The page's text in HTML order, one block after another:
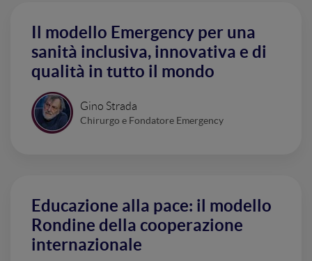
Il modello Emergency per una
sanità inclusiva, innovativa e di
qualità in tutto il mondo
Gino Strada
Chirurgo e Fondatore Emergency
Educazione alla pace: il modello
Rondine della cooperazione
internazionale